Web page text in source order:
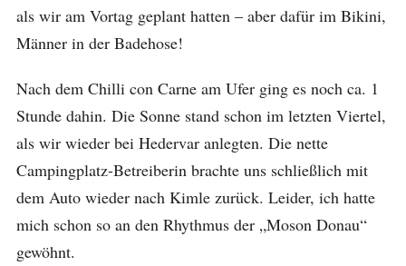
als wir am Vortag geplant hatten – aber dafür im Bikini,
Männer in der Badehose!
Nach dem Chilli con Carne am Ufer ging es noch ca. 1
Stunde dahin. Die Sonne stand schon im letzten Viertel,
als wir wieder bei Hedervar anlegten. Die nette
Campingplatz-Betreiberin brachte uns schließlich mit
dem Auto wieder nach Kimle zurück. Leider, ich hatte
mich schon so an den Rhythmus der „Moson Donau“
gewöhnt.